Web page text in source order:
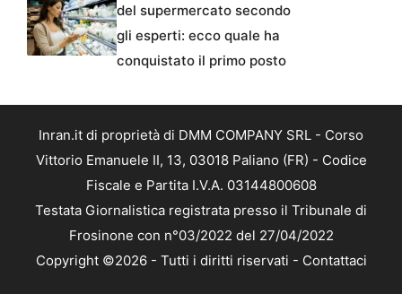
del supermercato secondo
gli esperti: ecco quale ha
conquistato il primo posto
Inran.it di proprietà di DMM COMPANY SRL - Corso
Vittorio Emanuele II, 13, 03018 Paliano (FR) - Codice
Fiscale e Partita I.V.A. 03144800608
Testata Giornalistica registrata presso il Tribunale di
Frosinone con n°03/2022 del 27/04/2022
Copyright ©2026 - Tutti i diritti riservati - Contattaci